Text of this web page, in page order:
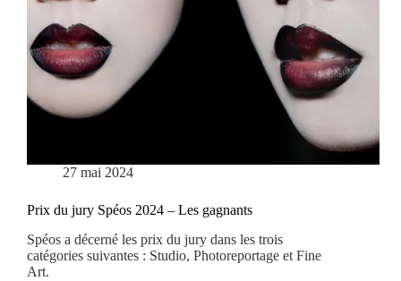
27 mai 2024
Prix du jury Spéos 2024 – Les gagnants
Spéos a décerné les prix du jury dans les trois
catégories suivantes : Studio, Photoreportage et Fine
Art.